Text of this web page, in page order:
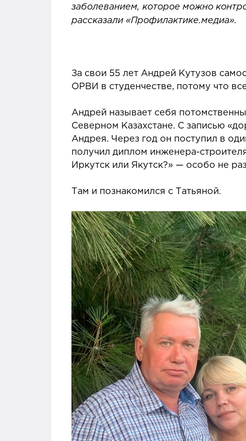
заболеванием, которое можно
рассказали «Профилактике.медиа».
За свои 55 лет Андрей Кутузов
ОРВИ в студенчестве, потому что
Андрей называет себя
Северном Казахстане. С записью
Андрея. Через год он поступил в
получил диплом инженера-
Иркутск или Якутск?» — особо не
Там и познакомился с Татьяной.